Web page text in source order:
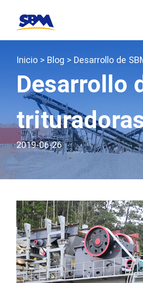
Inicio > Blog > Desarrollo de
Desarrollo
2019-06-26